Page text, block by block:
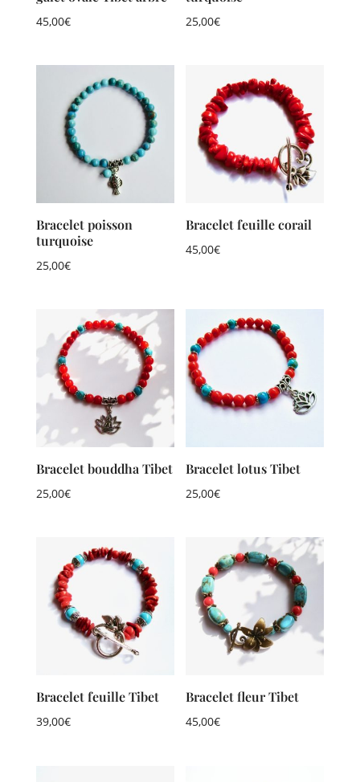
45,00€ 25,00€
Bracelet poisson
turquoise
25,00€
Bracelet feuille corail
45,00€
Bracelet bouddha Tibet
25,00€
Bracelet lotus Tibet
25,00€
Bracelet feuille Tibet
39,00€
Bracelet fleur Tibet
45,00€